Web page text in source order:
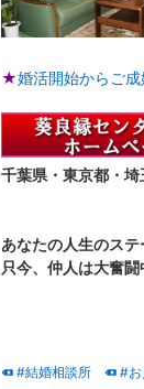
★婚活開始からご
千葉県・東京都・埼
あなたの人生のステ
只今、仲人は大奮闘
#結婚相談所 #お